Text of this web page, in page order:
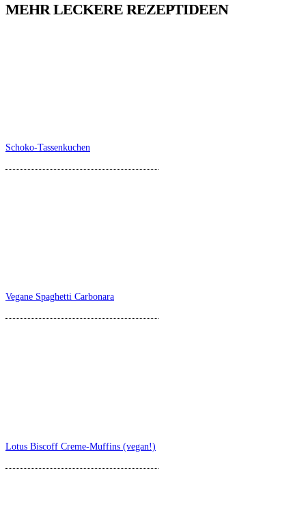
MEHR LECKERE REZEPTIDEEN
Schoko-Tassenkuchen
Vegane Spaghetti Carbonara
Lotus Biscoff Creme-Muffins (vegan!)